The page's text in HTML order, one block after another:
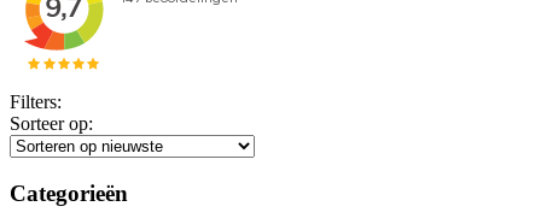
Filters:
Sorteer op:
Categorieën